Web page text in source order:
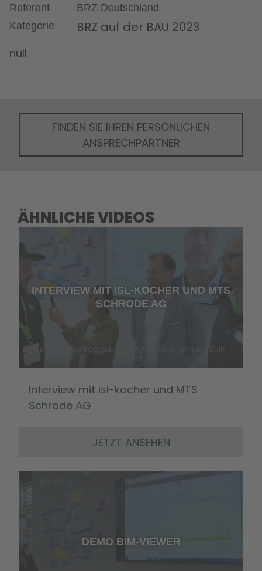
Referent
BRZ Deutschland
Kategorie
BRZ auf der BAU 2023
null
FINDEN SIE IHREN PERSÖNLICHEN
ANSPRECHPARTNER
ÄHNLICHE VIDEOS
INTERVIEW MIT ISL-KOCHER UND MTS
SCHRODE AG
Interview mit isl-kocher und MTS
Schrode AG
JETZT ANSEHEN
DEMO BIM-VIEWER